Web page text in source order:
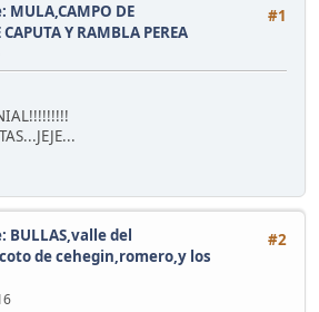
#1
MULA,CAMPO DE
CAPUTA Y RAMBLA PEREA
#2
BULLAS,valle del
de cehegin,romero,y los